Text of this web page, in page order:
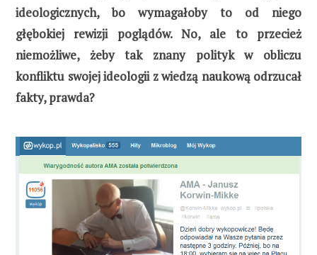
ideologicznych, bo wymagałoby to od niego
głębokiej rewizji poglądów. No, ale to przecież
niemożliwe, żeby tak znany polityk w obliczu
konfliktu swojej ideologii z wiedzą naukową odrzucał
fakty, prawda?